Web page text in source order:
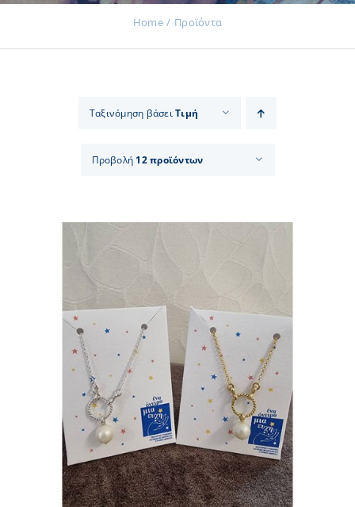
Επικοινωνία
Εισφορές
Home Προϊόντα
Ταξινόμηση βάσειΤιμή
Προβολή 12 προϊόντων